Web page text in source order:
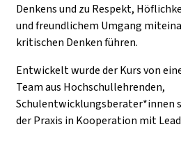
Denkens und zu Respekt,
und freundlichem Umgang
kritischen Denken führen.
Entwickelt wurde der Kurs von
Team aus Hochschullehrenden,
Schulentwicklungsberater*innen
der Praxis in Kooperation mit